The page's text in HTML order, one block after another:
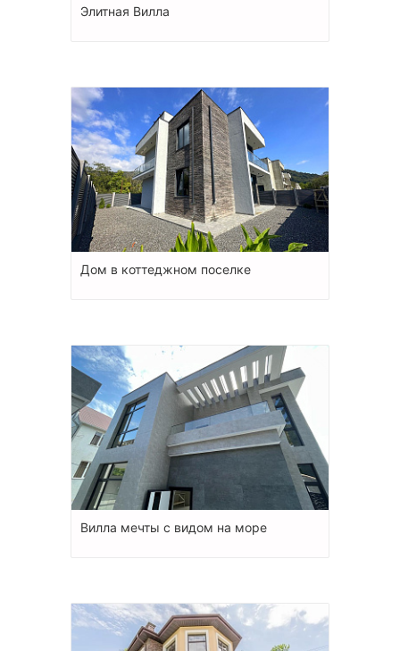
Элитная Вилла
Дом в коттеджном поселке
Вилла мечты с видом на море